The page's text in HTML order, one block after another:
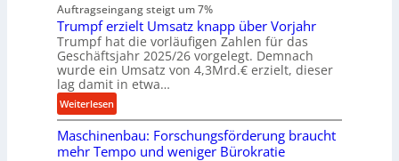
M
i
t
t
e
l
s
t
a
e
n
v
o
n
K
o
e
n
Auftragseingang steigt um 7%
Trumpf erzielt Umsatz knapp über Vorjahr
Trumpf hat die vorläufigen Zahlen für das
Geschäftsjahr 2025/26 vorgelegt. Demnach
wurde ein Umsatz von 4,3Mrd.€ erzielt, dieser
lag damit in etwa…
Weiterlesen:
T
r
u
Maschinenbau: Forschungsförderung braucht
mehr Tempo und weniger Bürokratie